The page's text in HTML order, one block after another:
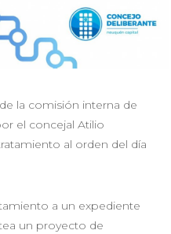
la comisión interna de
el concejal Atilio
al orden del día
a un expediente
un proyecto de